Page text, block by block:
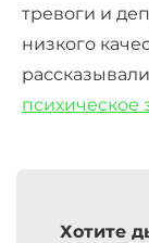
тревоги и
низкого
психическое
Хотите